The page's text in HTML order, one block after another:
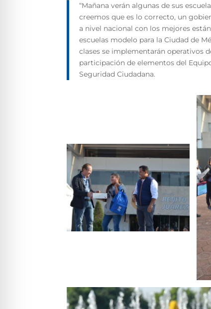
“Mañana verán algunas de sus
creemos que es lo correcto, un
a nivel nacional con los mejores
escuelas modelo para la Ciudad de
clases se implementarán operativos
participación de elementos del
Seguridad Ciudadana.